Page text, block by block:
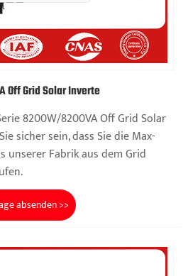
Off Grid Solar Inverte
8200W/8200VA Off Grid Solar
sicher sein, dass Sie die Max-
unserer Fabrik aus dem Grid
absenden >>